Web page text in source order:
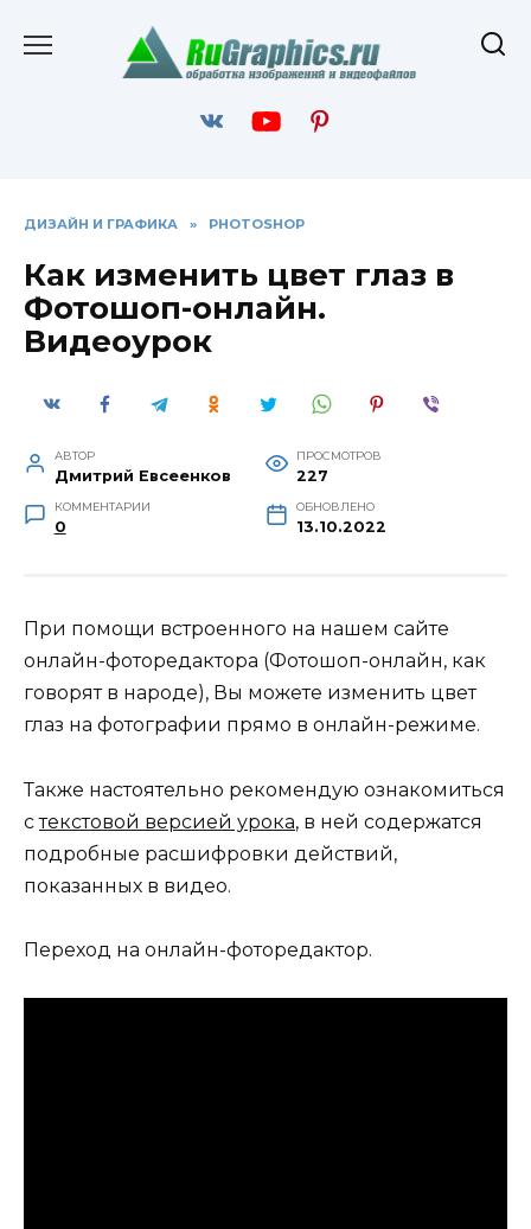
содержанию
ДИЗАЙН И ГРАФИКА » PHOTOSHOP
Как изменить цвет глаз в
Фотошоп-онлайн.
Видеоурок
АВТОР
Дмитрий Евсеенков
ПРОСМОТРОВ
227
КОММЕНТАРИИ
0
ОБНОВЛЕНО
13.10.2022
При помощи встроенного на нашем сайте
онлайн-фоторедактора (Фотошоп-онлайн, как
говорят в народе), Вы можете изменить цвет
глаз на фотографии прямо в онлайн-режиме.
Также настоятельно рекомендую ознакомиться
стекстовой версией урока, в ней содержатся
подробные расшифровки действий,
показанных в видео.
Переход на онлайн-фоторедактор.